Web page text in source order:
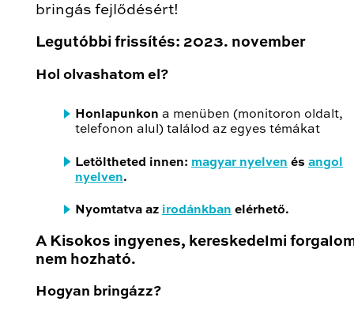
bringás fejlődésért!
Legutóbbi frissítés: 2023. november
Hol olvashatom el?
Honlapunkon a menüben (monitoron oldalt,
telefonon alul) találod az egyes témákat
Letöltheted innen: magyar nyelven és angol
nyelven.
Nyomtatva az irodánkban elérhető.
A Kisokos ingyenes, kereskedelmi
nem hozható.
Hogyan bringázz?